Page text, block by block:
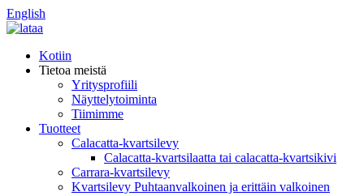
English
Kotiin
Tietoa meistä
Yritysprofiili
Näyttelytoiminta
Tiimimme
Tuotteet
Calacatta-kvartsilevy
Calacatta-kvartsilaatta tai calacatta-kvartsikivi
Carrara-kvartsilevy
Kvartsilevy Puhtaanvalkoinen ja erittäin valkoinen